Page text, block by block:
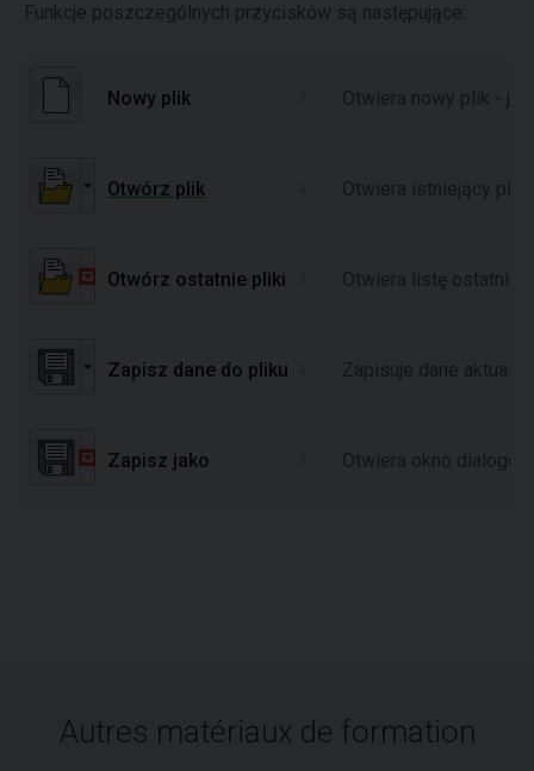
Funkcje poszczególnych przycisków są następujące:
Nowy plik Otwiera nowy plik -
Otwórz plik Otwiera istniejący plik
Otwórz ostatnie pliki Otwiera listę ostatnio
Zapisz dane do pliku Zapisuje dane
Zapisz jako Otwiera okno
Autres matériaux de formation